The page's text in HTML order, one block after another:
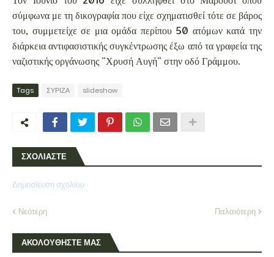
σύμφωνα με τη δικογραφία που είχε σχηματισθεί τότε σε βάρος
του, συμμετείχε σε μια ομάδα περίπου 50 ατόμων κατά την
διάρκεια αντιφασιστικής συγκέντρωσης έξω από τα γραφεία της
ναζιστικής οργάνωσης "Χρυσή Αυγή" στην οδό Γράμμου.
Tags ΣΥΡΙΖΑ slideshow
ΣΧΟΛΙΑΣΤΕ
Δημοσίευση σχολίου
Νεότερη Παλαιότερη
ΑΚΟΛΟΥΘΗΣΤΕ ΜΑΣ